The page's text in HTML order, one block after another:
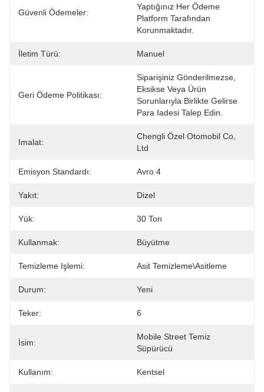
Güvenli Ödemeler:
Yaptığınız Her Ödeme
Platform Tarafından
Korunmaktadır.
İletim Türü: Manuel
Geri Ödeme Politikası:
Siparişiniz Gönderilmezse,
Eksikse Veya Ürün
Sorunlarıyla Birlikte Gelirse
Para Iadesi Talep Edin.
Imalat:
Chengli Özel Otomobil Co,
Ltd
Emisyon Standardı: Avro 4
Yakıt: Dizel
Yük: 30 Ton
Kullanmak: Büyütme
Temizleme Işlemi: Asit Temizleme\Asitleme
Durum: Yeni
Teker: 6
İsim:
Mobile Street Temiz
Süpürücü
Kullanım: Kentsel